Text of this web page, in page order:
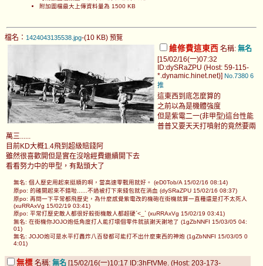
附加圖檔最大上傳資料量為 1500 KB
檔名： 1424043135538.jpg-(10 KB) 預覽
維修費這東西 名稱: 無名
[15/02/16(一)07:32
ID:dySRaZPU (Host: 59-115-
*.dynamic.hinet.net)] No.7380 6
推
這東西到底怎麼算的
之前以為是機體強度
但是紫電二一(非甲型)這台性能
普普又要天天打噴射的竟然要兩
萬三......
目前KD大概1.4飛到超級賠錢阿
雖然很喜歡開但是實在沒啥經費繼續開下去
看看努力中的甲型，有點頭大了
無名: 個人歷史用起來挺順的啊，當高速零戰用就好。 (eD0Tob/A 15/02/16 08:14)
原po: 的確開起來不錯啦......不過被打下來錢包就在淌血 (dySRaZPU 15/02/16 08:37)
原po: 再問一下平常都飛歷史，為什麼感覺紫電改的機砲在街機就算一直種還是打不太死人
(xuRRAxVg 15/02/19 03:41)
原po: 平常打歷史敵人都很好殺街機敵人都超硬ˊ<_ˋ (xuRRAxVg 15/02/19 03:41)
無名: 在街機你JOJO炮低角度打人能打壞個零件就該謝天謝地了 (1gZbNNFI 15/03/05 04:
01)
無名: JOJO炮可是水平打轟炸八百發都可能打不出什麼東西的神炮 (1gZbNNFI 15/03/05 0
4:01)
無標 名稱: 無名 [15/02/16(一)10:17 ID:3hFtVMe. (Host: 203-173-